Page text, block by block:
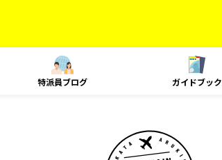
特派員ブログ ガイドブック